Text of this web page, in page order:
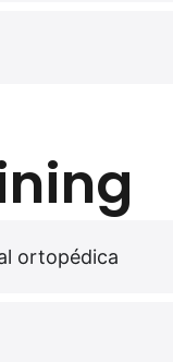
ortopédica